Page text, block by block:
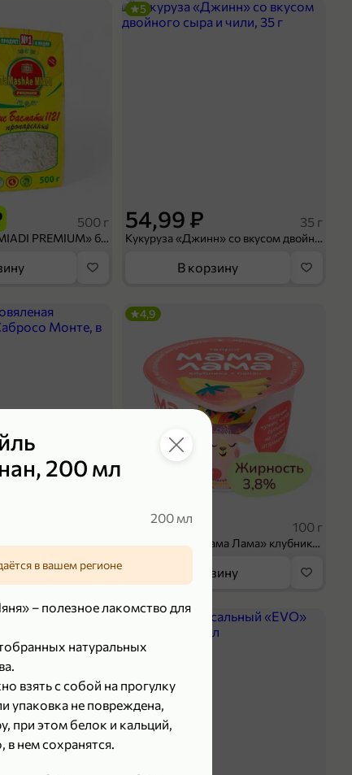
200 мл
200 мл
в вашем регионе
– полезное лакомство для
натуральных
взять с собой на прогулку
упаковка не повреждена,
при этом белок и кальций,
нем сохранятся.
500 г
Рис «TaMashAe MIADI PREMIUM» басмати пропаренный, 500 г
54,99 ₽ 35 г
Кукуруза «Джинн» со вкусом двойного сыра и чили, 35 г
5
В корзину
Колбаса сыровяленая «ИНДИлайт» Сабросо Монте, в нарезке, 70 г
39,99 ₽ 100 г
Творог 3.8% «Мама Лама» клубника-банан, 100 г
4,9
В корзину